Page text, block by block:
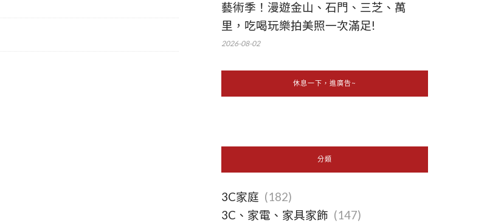
藝術季！漫遊金山、石門、三芝、萬
里，吃喝玩樂拍美照一次滿足!
2026-08-02
休息一下，進廣告~
分類
3C家庭 (182)
3C、家電、家具家飾 (147)